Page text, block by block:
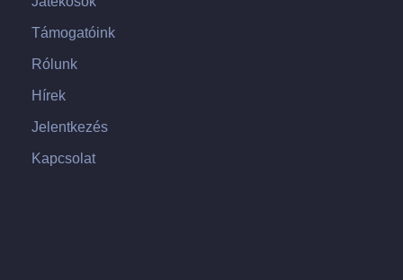
Támogatóink
Rólunk
Hírek
Jelentkezés
Kapcsolat